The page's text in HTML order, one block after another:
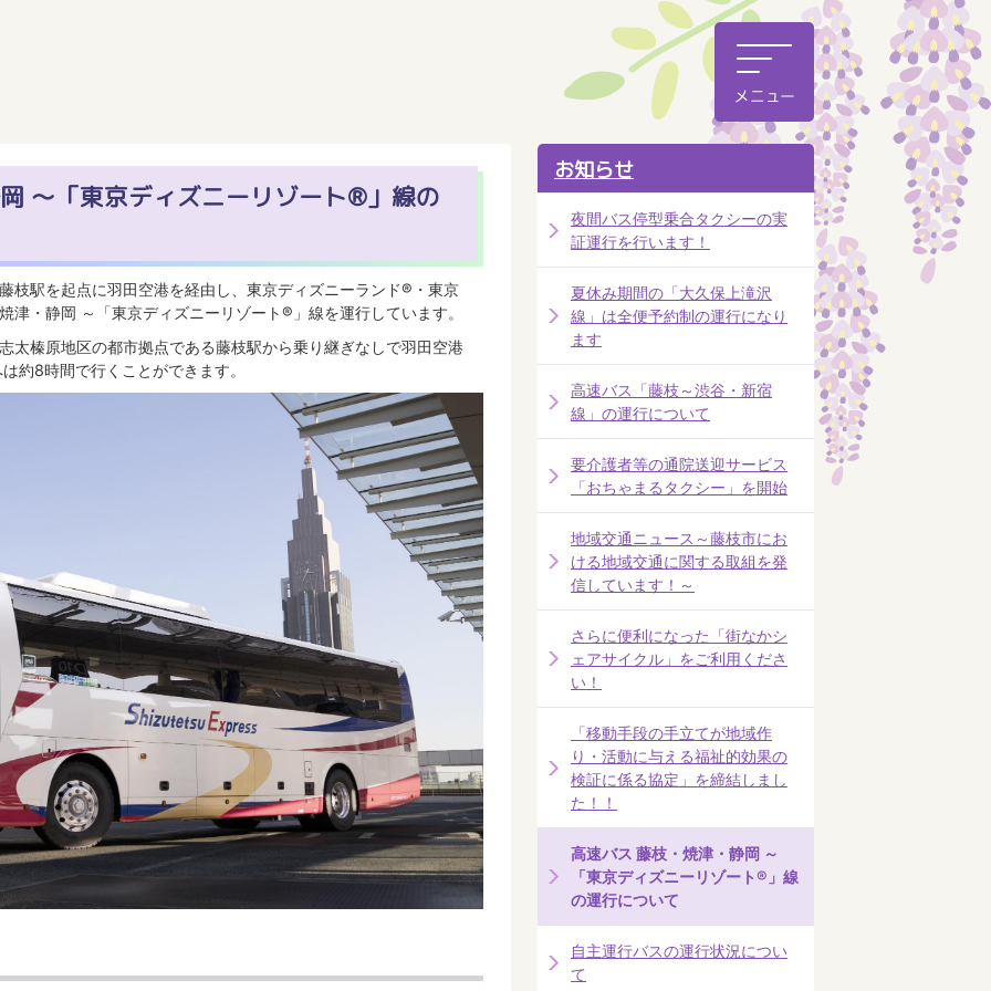
～「東京ディズニーリゾート®」線の
枝駅を起点に羽田空港を経由し、東京ディズニーランド®・東京
津・静岡 ～「東京ディズニーリゾート®」線を運行しています。
太榛原地区の都市拠点である藤枝駅から乗り継ぎなしで羽田空港
約8時間で行くことができます。
お知らせ
夜間バス停型乗合タクシーの実
証運行を行います！
夏休み期間の「大久保上滝沢
線」は全便予約制の運行になり
ます
高速バス「藤枝～渋谷・新宿
線」の運行について
要介護者等の通院送迎サービス
「おちゃまるタクシー」を開始
地域交通ニュース～藤枝市にお
ける地域交通に関する取組を発
信しています！～
さらに便利になった「街なかシ
ェアサイクル」をご利用くださ
い！
「移動手段の手立てが地域作
り・活動に与える福祉的効果の
検証に係る協定」を締結しまし
た！！
高速バス 藤枝・焼津・静岡 ～
「東京ディズニーリゾート®」線
の運行について
自主運行バスの運行状況につい
て